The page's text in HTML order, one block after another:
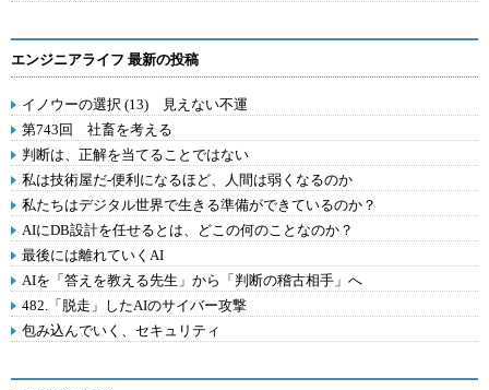
エンジニアライフ 最新の投稿
イノウーの選択 (13) 見えない不運
第743回 社畜を考える
判断は、正解を当てることではない
私は技術屋だ-便利になるほど、人間は弱くなるのか
私たちはデジタル世界で生きる準備ができているのか？
AIにDB設計を任せるとは、どこの何のことなのか？
最後には離れていくAI
AIを「答えを教える先生」から「判断の稽古相手」へ
482.「脱走」したAIのサイバー攻撃
包み込んでいく、セキュリティ